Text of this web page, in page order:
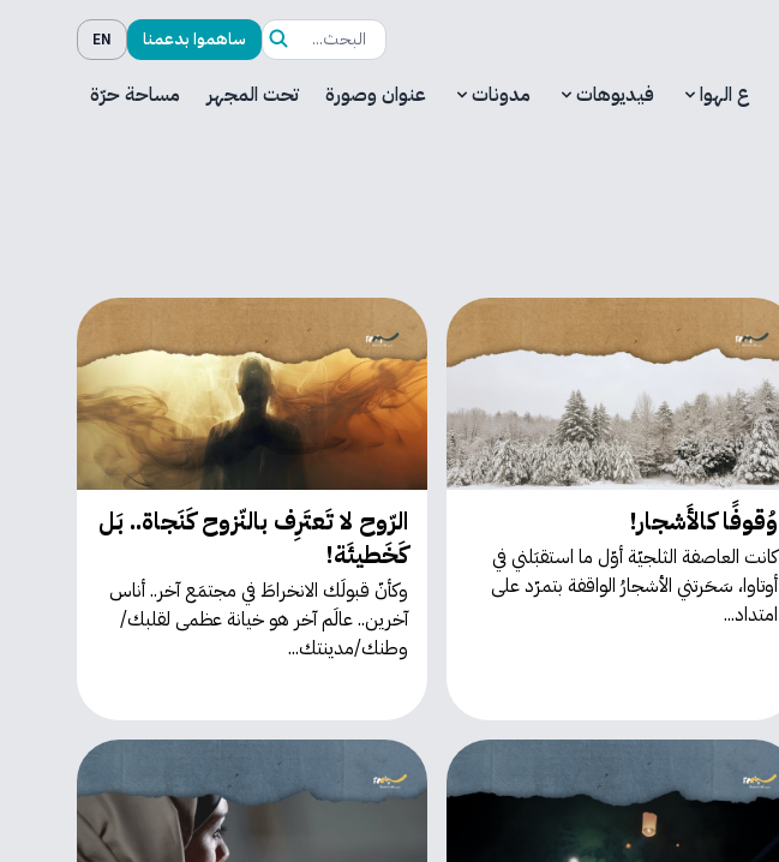
ساهموا بدعمنا EN
ع الهوا فيديوهات مدونات عنوان وصورة تحت المجهر مساحة حرّة
وُقوفًا كالأَشجار!
كانت العاصفة الثلجيّة أوّل ما استقبَلني في
أوتاوا، سَحَرتني الأشجارُ الواقفة بتمرّد على
امتداد...
الرّوح لا تَعتَرِف بالنّزوح كَنَجاة.. بَل
كَخَطيئَة!
وكأنّ قبولَك الانخراطَ في مجتمَع آخر.. أناس
آخرين.. عالَم آخر هو خيانة عظمى لقلبك/
وطنك/مدينتك...